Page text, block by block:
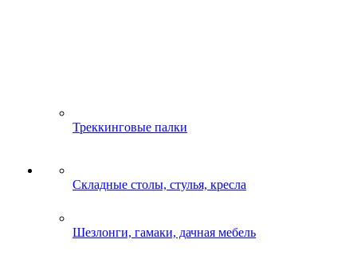
Треккинговые палки
Складные столы, стулья, кресла
Шезлонги, гамаки, дачная мебель